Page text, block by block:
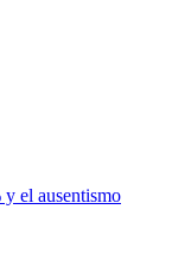
y el ausentismo